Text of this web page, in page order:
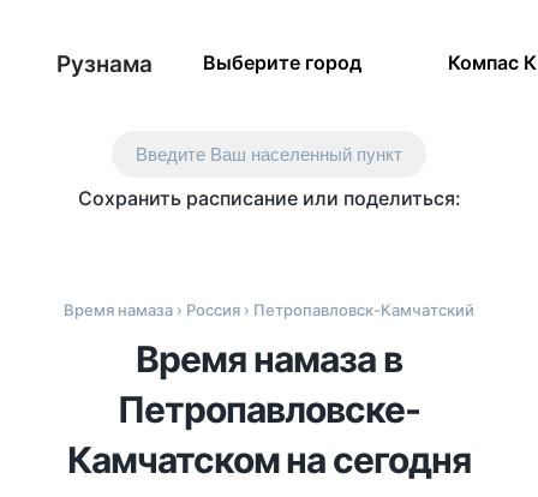
Рузнама Выберите город Компас
Введите Ваш населенный пункт
Сохранить расписание или поделиться:
Время намаза › Россия › Петропавловск-Камчатский
Время намаза в
Петропавловске-
Камчатском на сегодня